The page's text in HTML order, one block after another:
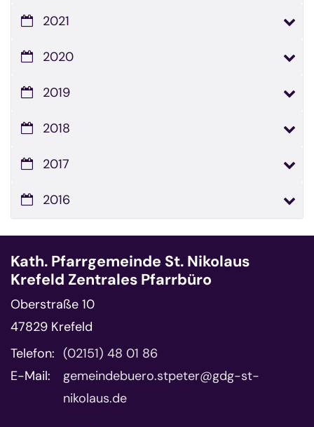
2021
2020
2019
2018
2017
2016
Kath. Pfarrgemeinde St. Nikolaus
Krefeld Zentrales Pfarrbüro
Oberstraße 10
47829 Krefeld
Telefon: (02151) 48 01 86
E-Mail:
gemeindebuero.stpeter@gdg-st-
nikolaus.de